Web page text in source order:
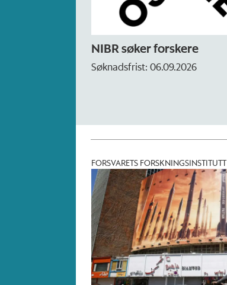
NIBR søker forskere
Søknadsfrist: 06.09.2026
FORSVARETS FORSKNINGSINSTITUTT